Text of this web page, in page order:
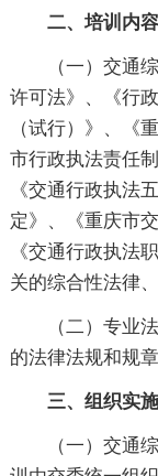
二、培训内容
（一）交通
许可法》、《行
（试行）》、《
市行政执法责任
《交通行政执法
定》、《重庆市
《交通行政执法
关的综合性法律
（二）专业
的法律法规和规章
三、组织实施
（一）交通